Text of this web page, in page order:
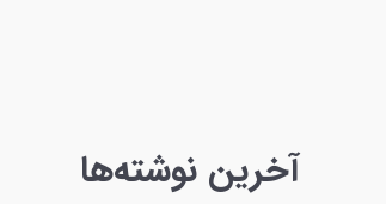
آخرین نوشته‌ها